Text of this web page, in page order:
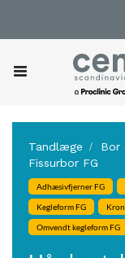
Tandlæge Bor
Fissurbor FG
Adhæsivfjerner FG
Kegleform FG
Omvendt kegleform FG